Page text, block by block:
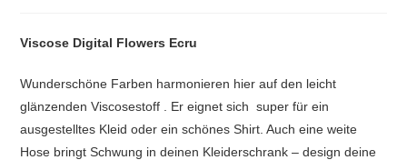
Viscose Digital Flowers Ecru
Wunderschöne Farben harmonieren hier auf den leicht
glänzenden Viscosestoff . Er eignet sich super für ein
ausgestelltes Kleid oder ein schönes Shirt. Auch eine weite
Hose bringt Schwung in deinen Kleiderschrank – design deine